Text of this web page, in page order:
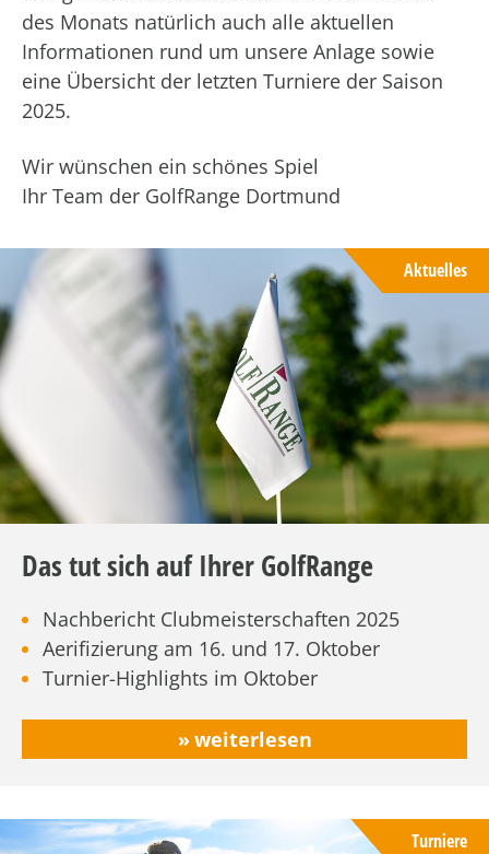
des Monats natürlich auch alle aktuellen
Informationen rund um unsere Anlage sowie
eine Übersicht der letzten Turniere der Saison
2025.
Wir wünschen ein schönes Spiel
Ihr Team der GolfRange Dortmund
Aktuelles
Das tut sich auf Ihrer GolfRange
Nachbericht Clubmeisterschaften 2025
Aerifizierung am 16. und 17. Oktober
Turnier-Highlights im Oktober
weiterlesen
Turniere